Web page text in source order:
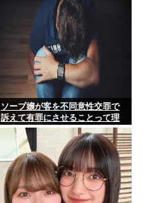
ソープ嬢が客を不同意性交罪で
訴えて有罪にさせることって理
論上可能？